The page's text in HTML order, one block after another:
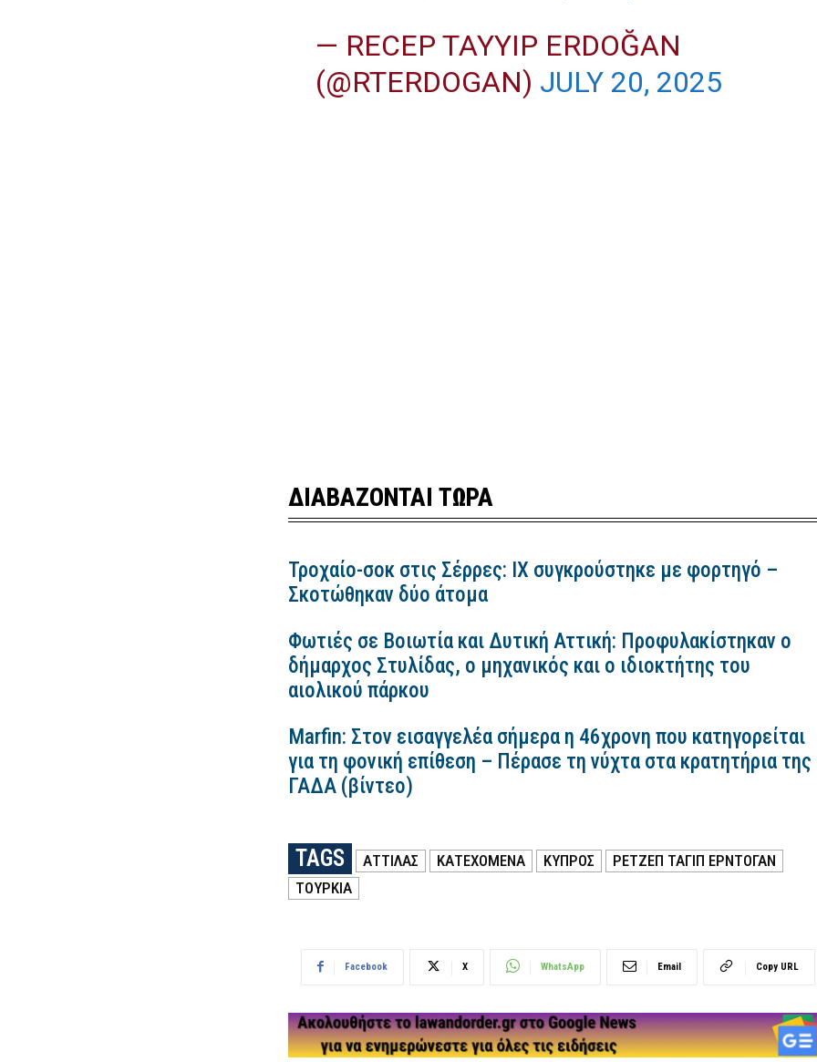
— RECEP TAYYIP ERDOĞAN
(@RTERDOGAN) JULY 20, 2025
ΔΙΑΒΑΖΟΝΤΑΙ ΤΩΡΑ
Τροχαίο-σοκ στις Σέρρες: ΙΧ συγκρούστηκε με φορτηγό –
Σκοτώθηκαν δύο άτομα
Φωτιές σε Βοιωτία και Δυτική Αττική: Προφυλακίστηκαν ο
δήμαρχος Στυλίδας, ο μηχανικός και ο ιδιοκτήτης του
αιολικού πάρκου
Marfin: Στον εισαγγελέα σήμερα η 46χρονη που κατηγορείται
για τη φονική επίθεση – Πέρασε τη νύχτα στα κρατητήρια της
ΓΑΔΑ (βίντεο)
TAGS ΑΤΤΊΛΑΣ ΚΑΤΕΧΟΜΕΝΑ ΚΥΠΡΟΣ
ΡΕΤΖΕΠ ΤΑΓΙΠ ΕΡΝΤΟΓΑΝ
ΤΟΥΡΚΙΑ
Facebook X WhatsApp Email Copy URL